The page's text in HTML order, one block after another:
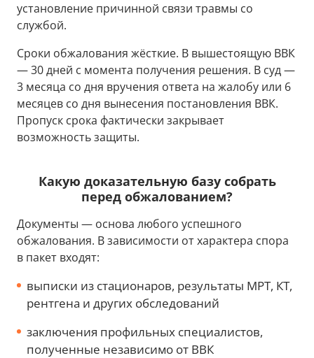
установление причинной связи травмы со
службой.
Сроки обжалования жёсткие. В вышестоящую ВВК
— 30 дней с момента получения решения. В суд —
3 месяца со дня вручения ответа на жалобу или 6
месяцев со дня вынесения постановления ВВК.
Пропуск срока фактически закрывает
возможность защиты.
Какую доказательную базу собрать
перед обжалованием?
Документы — основа любого успешного
обжалования. В зависимости от характера спора
в пакет входят:
выписки из стационаров, результаты МРТ, КТ,
рентгена и других обследований
заключения профильных специалистов,
полученные независимо от ВВК